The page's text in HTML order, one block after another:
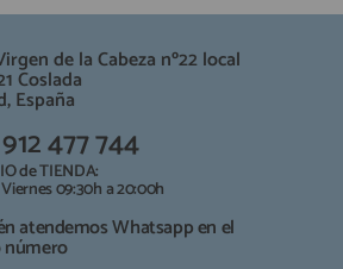
de la Cabeza nº22 local
Coslada
España
912 477 744
de TIENDA:
09:30h a 20:00h
atendemos Whatsapp en el